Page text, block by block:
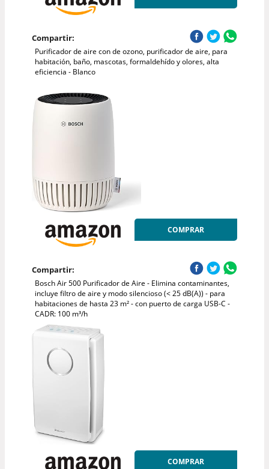
Compartir:
Purificador de aire con de ozono, purificador de aire, para
habitación, baño, mascotas, formaldehído y olores, alta
eficiencia - Blanco
COMPRAR
Compartir:
Bosch Air 500 Purificador de Aire - Elimina contaminantes,
incluye filtro de aire y modo silencioso (< 25 dB(A)) - para
habitaciones de hasta 23 m² - con puerto de carga USB-C -
CADR: 100 m³/h
COMPRAR